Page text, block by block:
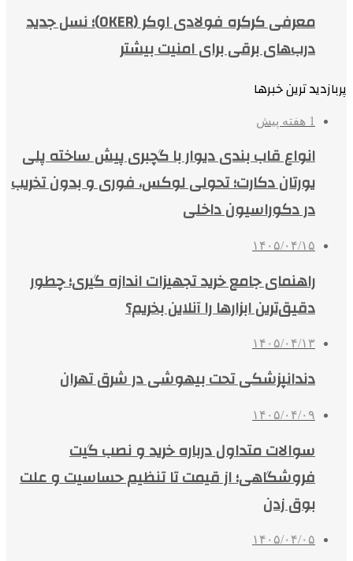
معرفی کرکره فولادی اوکر (OKER)؛ نسل جدید
درب‌های برقی برای امنیت بیشتر
پربازدید ترین خبرها
1 هفته پیش
انواع قاب بندی دیوار با گچبری پیش ساخته پلی
یورتان دکارت؛ تحولی لوکس، فوری و بدون تخریب
در دکوراسیون داخلی
۱۴۰۵/۰۴/۱۵
راهنمای جامع خرید تجهیزات اندازه گیری؛ چطور
دقیق‌ترین ابزارها را آنلاین بخریم؟
۱۴۰۵/۰۴/۱۳
دندانپزشکی تحت بیهوشی در شرق تهران
۱۴۰۵/۰۴/۰۹
سوالات متداول درباره خرید و نصب گیت
فروشگاهی؛ از قیمت تا تنظیم حساسیت و علت
بوق زدن
۱۴۰۵/۰۴/۰۵